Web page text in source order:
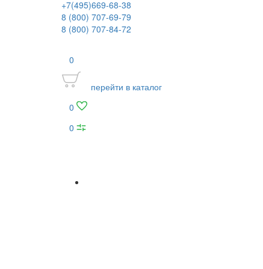
+7(495)669-68-38
8 (800) 707-69-79
8 (800) 707-84-72
0
перейти в каталог
0
0